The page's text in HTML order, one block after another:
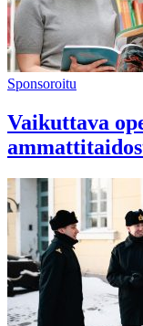
Sponsoroitu
Vaikuttava